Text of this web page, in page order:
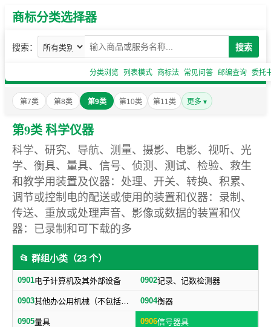
商标分类选择器
搜索： 搜索
分类浏览 列表模式 商标法 常见问答 邮编查询 委托
第7类 第8类 第9类 第10类 第11类 更多 ▾
第9类 科学仪器
科学、研究、导航、测量、摄影、电影、视听、光
学、衡具、量具、信号、侦测、测试、检验、救生
和教学用装置及仪器：处理、开关、转换、积累、
调节或控制电的配送或使用的装置和仪器：录制、
传送、重放或处理声音、影像或数据的装置和仪
器：已录制和可下载的多
📂 群组小类（23 个）
0901电子计算机及其外部设备 0902记录、记数检测器
0903 其他办公用机械（不包括打字机、誉写机、油印机） 0904衡器
0905量具 0906信号器具